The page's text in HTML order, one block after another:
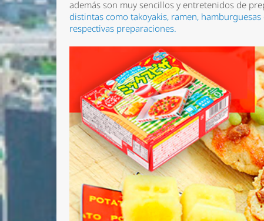
además son muy sencillos y entretenidos de
distintas como takoyakis, ramen,
respectivas preparaciones.